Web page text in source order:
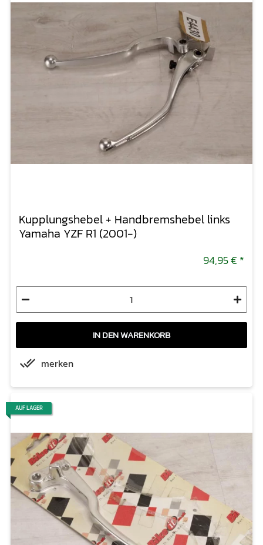
Kupplungshebel + Handbremshebel links
Yamaha YZF R1 (2001-)
94,95 € *
IN DEN WARENKORB
merken
AUF LAGER